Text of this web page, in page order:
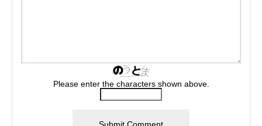
Please enter the characters shown above.